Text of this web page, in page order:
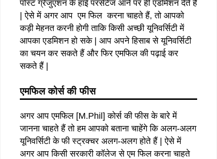
पोस्ट ग्रेजुएशन के हाई परसेंटेज आने पर ही एडमिशन देते हैं
| ऐसे में अगर आप एम फिल करना चाहते हैं, तो आपको
कड़ी मेहनत करनी होगी ताकि किसी अच्छी यूनिवर्सिटी में
आपका एडमिशन हो सके | आप अपने हिसाब से यूनिवर्सिटी
का चयन कर सकते हैं और फिर एमफिल की पढ़ाई कर
सकते हैं |
एमफिल कोर्स की फीस
अगर आप एमफिल [M.Phil] कोर्स की फीस के बारे में
जानना चाहते हैं तो हम आपको बताना चाहेंगे कि अलग-अलग
यूनिवर्सिटी के फी स्ट्रक्चर अलग-अलग होते हैं | ऐसे में
अगर आप किसी सरकारी कॉलेज से एम फिल करना चाहते